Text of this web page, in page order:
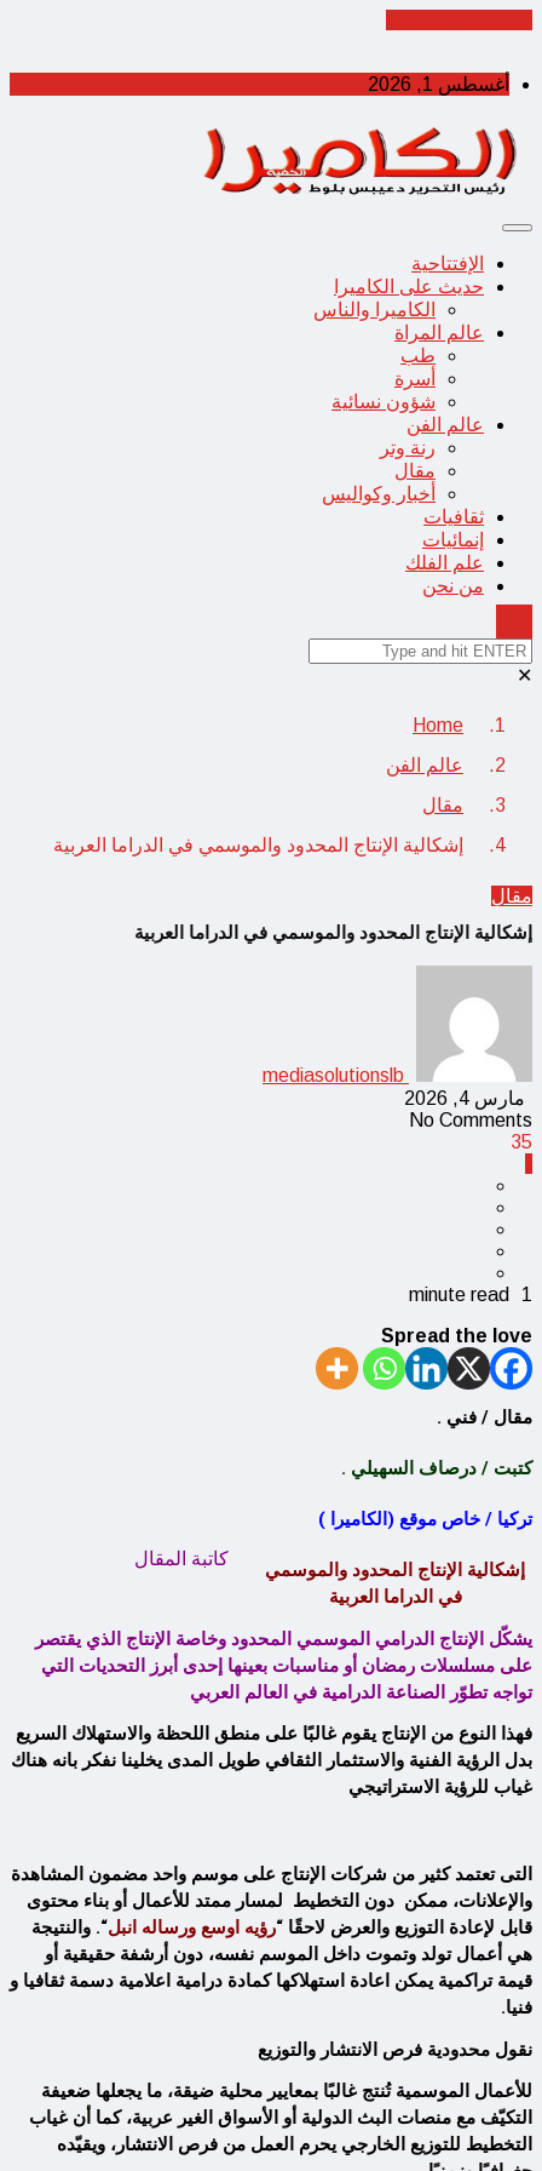
أغسطس 1, 2026
الإفتتاحية
حديث على الكاميرا
الكاميرا والناس
عالم المراة
طب
أسرة
شؤون نسائية
عالم الفن
رنة وتر
مقال
أخبار وكواليس
ثقافيات
إنمائيات
علم الفلك
من نحن
✕
Home
عالم الفن
مقال
إشكالية الإنتاج المحدود والموسمي في الدراما العربية
مقال
إشكالية الإنتاج المحدود والموسمي في الدراما العربية
مارس 4, 2026
No Comments
35
1 minute read
Spread the love
مقال / فني .
كتبت / درصاف السهيلي .
كاتبة المقال
تركيا / خاص موقع (الكاميرا )
إشكالية الإنتاج المحدود والموسمي
في الدراما العربية
يشكّل الإنتاج الدرامي الموسمي المحدود وخاصة الإنتاج الذي يقتصر
على مسلسلات رمضان أو مناسبات بعينها إحدى أبرز التحديات التي
تواجه تطوّر الصناعة الدرامية في العالم العربي
فهذا النوع من الإنتاج يقوم غالبًا على منطق اللحظة والاستهلاك السريع
بدل الرؤية الفنية والاستثمار الثقافي طويل المدى يخلينا نفكر بانه هناك
غياب للرؤية الاستراتيجي
التى تعتمد كثير من شركات الإنتاج على موسم واحد مضمون المشاهدة
والإعلانات، ممكن دون التخطيط لمسار ممتد للأعمال أو بناء محتوى
قابل لإعادة التوزيع والعرض لاحقًا “رؤيه اوسع ورساله انبل“. والنتيجة
هي أعمال تولد وتموت داخل الموسم نفسه، دون أرشفة حقيقية أو
قيمة تراكمية يمكن اعادة استهلاكها كمادة درامية اعلامية دسمة ثقافيا و
فنيا.
نقول محدودية فرص الانتشار والتوزيع
للأعمال الموسمية تُنتج غالبًا بمعايير محلية ضيقة، ما يجعلها ضعيفة
التكيّف مع منصات البث الدولية أو الأسواق الغير عربية، كما أن غياب
التخطيط للتوزيع الخارجي يحرم العمل من فرص الانتشار، ويقيّده